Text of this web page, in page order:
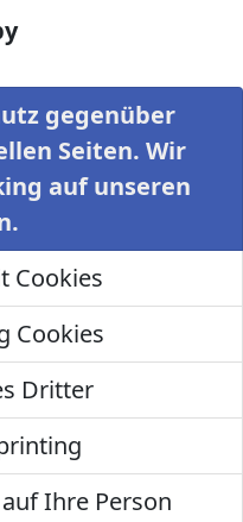
gegenüber
Seiten. Wir
auf unseren
Cookies
Cookies
Dritter
Ihre Person